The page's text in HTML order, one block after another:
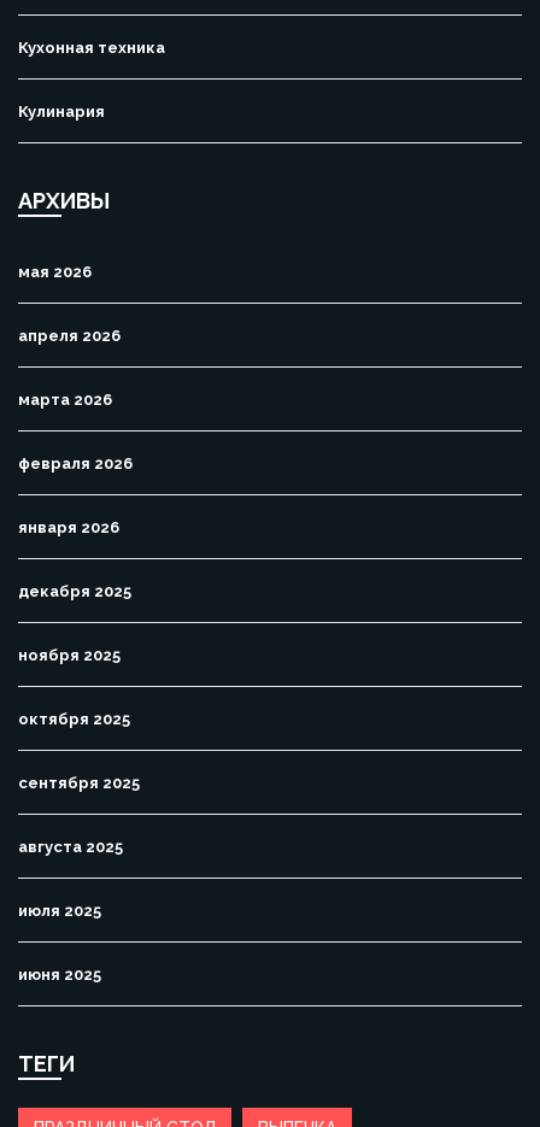
Кухонная техника
Кулинария
АРХИВЫ
мая 2026
апреля 2026
марта 2026
февраля 2026
января 2026
декабря 2025
ноября 2025
октября 2025
сентября 2025
августа 2025
июля 2025
июня 2025
ТЕГИ